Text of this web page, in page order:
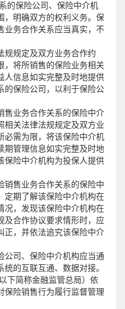
的保险公司、保险中介机
，明确双方的权利义务。保
业务合作关系应当真实，不
规规定及双方业务合作约
，将所销售的保险业务相关
人信息如实完整及时地提供
的保险公司，以利于保险公
售业务合作关系的保险中介
相关法律法规规定及双方业
必需为限，将该保险中介机
期管理信息如实完整及时地
保险中介机构为投保人提供
销售业务合作关系的保险中
定期了解该保险中介机构在
况，发现该保险中介机构在
及合作协议要求情形时，应
正，并依法追究该保险中介
公司、保险中介机构应当通
的互联互通、数据对接。
下简称金融监管总局）依
保险销售行为履行监督管理